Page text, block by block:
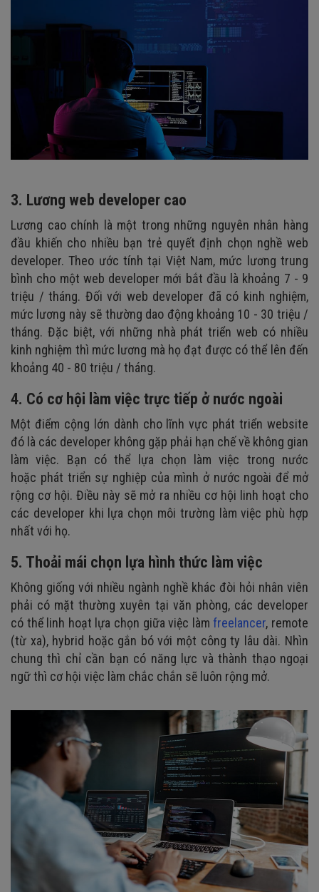
3. Lương web developer cao
Lương cao chính là một trong những nguyên nhân hàng
đầu khiến cho nhiều bạn trẻ quyết định chọn nghề web
developer. Theo ước tính tại Việt Nam, mức lương trung
bình cho một web developer mới bắt đầu là khoảng 7 - 9
triệu / tháng. Đối với web developer đã có kinh nghiệm,
mức lương này sẽ thường dao động khoảng 10 - 30 triệu /
tháng. Đặc biệt, với những nhà phát triển web có nhiều
kinh nghiệm thì mức lương mà họ đạt được có thể lên đến
khoảng 40 - 80 triệu / tháng.
4. Có cơ hội làm việc trực tiếp ở nước ngoài
Một điểm cộng lớn dành cho lĩnh vực phát triển website
đó là các developer không gặp phải hạn chế về không gian
làm việc. Bạn có thể lựa chọn làm việc trong nước
hoặc phát triển sự nghiệp của mình ở nước ngoài để mở
rộng cơ hội. Điều này sẽ mở ra nhiều cơ hội linh hoạt cho
các developer khi lựa chọn môi trường làm việc phù hợp
nhất với họ.
5. Thoải mái chọn lựa hình thức làm việc
Không giống với nhiều ngành nghề khác đòi hỏi nhân viên
phải có mặt thường xuyên tại văn phòng, các developer
có thể linh hoạt lựa chọn giữa việc làmfreelancer, remote
(từ xa), hybrid hoặc gắn bó với một công ty lâu dài. Nhìn
chung thì chỉ cần bạn có năng lực và thành thạo ngoại
ngữ thì cơ hội việc làm chắc chắn sẽ luôn rộng mở.